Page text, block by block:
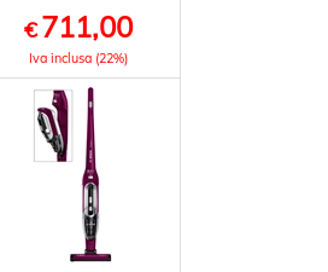
€711,00
Iva inclusa (22%)